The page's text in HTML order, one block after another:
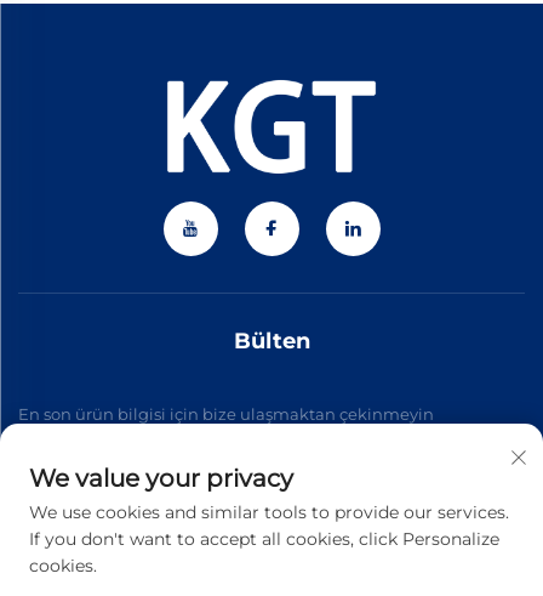
Bülten
En son ürün bilgisi için bize ulaşmaktan çekinmeyin
We value your privacy
We use cookies and similar tools to provide our services.
If you don't want to accept all cookies, click Personalize
cookies.